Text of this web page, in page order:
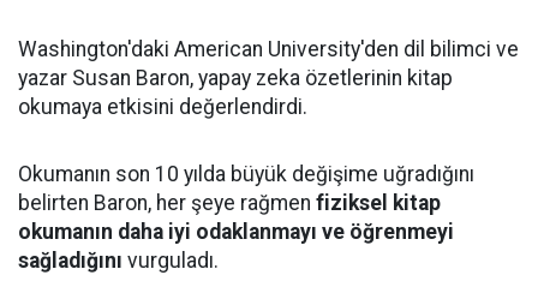
Washington'daki American University'den dil bilimci ve
yazar Susan Baron, yapay zeka özetlerinin kitap
okumaya etkisini değerlendirdi.
Okumanın son 10 yılda büyük değişime uğradığını
belirten Baron, her şeye rağmen fiziksel kitap
okumanın daha iyi odaklanmayı ve öğrenmeyi
sağladığını vurguladı.